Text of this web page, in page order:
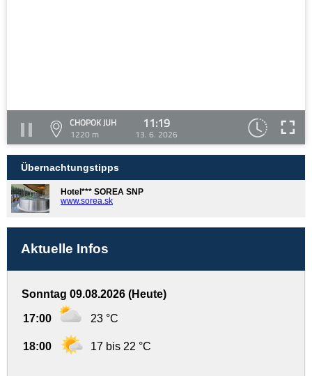
CHOPOK JUH
1220 m
11:19
13. 6. 2026
Übernachtungstipps
Hotel*** SOREA SNP
www.sorea.sk
Aktuelle Infos
Sonntag 09.08.2026 (Heute)
17:00 23 °C
18:00 17 bis 22 °C